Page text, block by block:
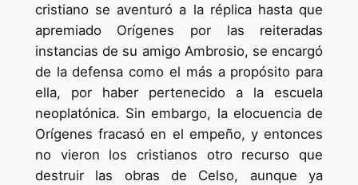
cristiano se aventuró a la réplica hasta que
apremiado Orígenes por las reiteradas
instancias de su amigo Ambrosio, se encargó
de la defensa como el más a propósito para
ella, por haber pertenecido a la escuela
neoplatónica. Sin embargo, la elocuencia de
Orígenes fracasó en el empeño, y entonces
no vieron los cristianos otro recurso que
destruir las obras de Celso, aunque ya